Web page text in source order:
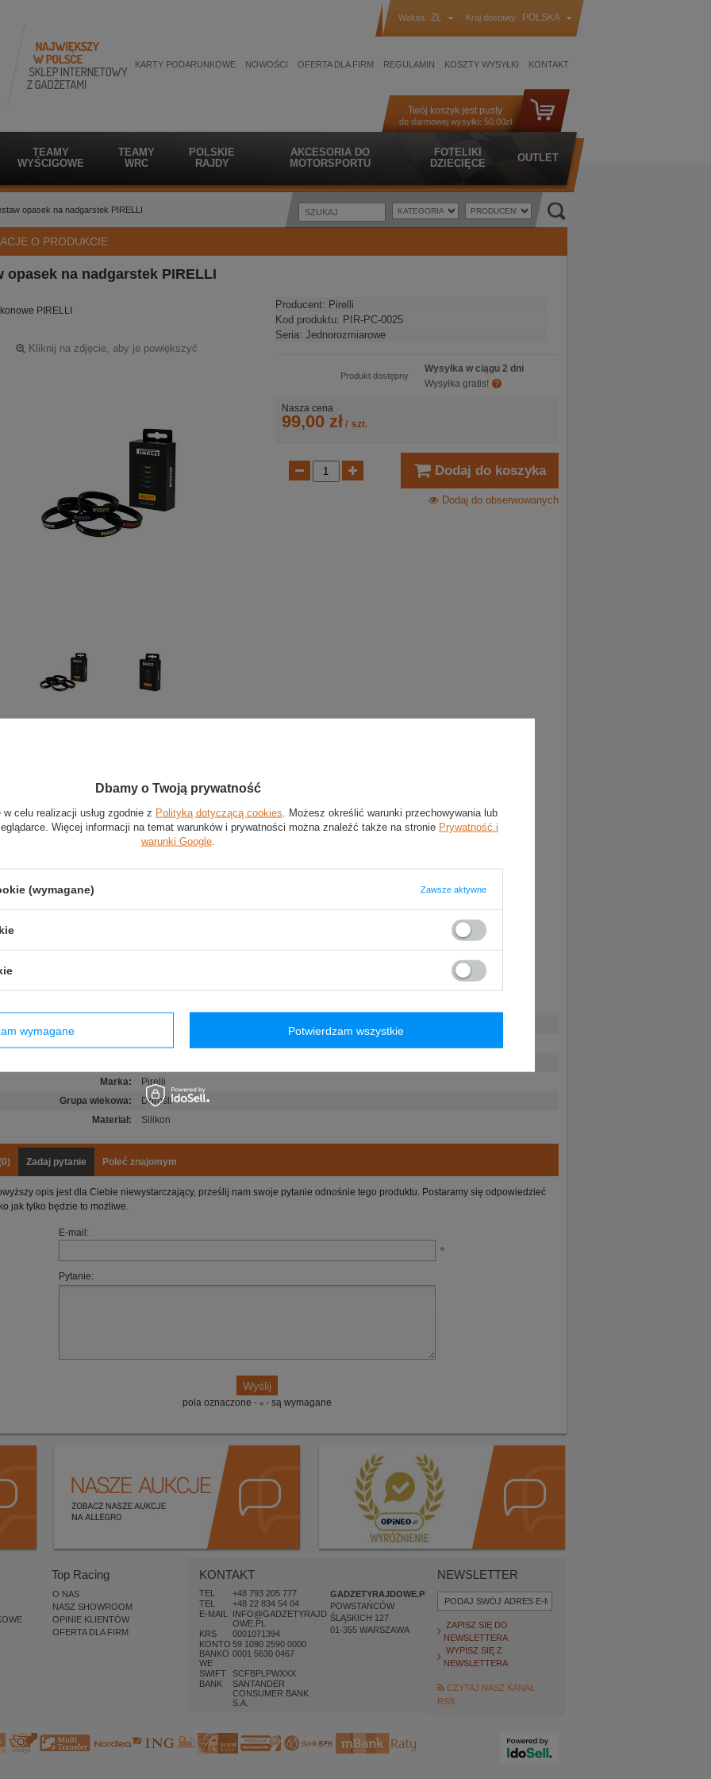
Waluta: ZŁ Kraj dostawy: POLSKA
KARTY PODARUNKOWE NOWOŚCI OFERTA DLA FIRM REGULAMIN KOSZTY WYSYŁKI KONTAKT
Twój koszyk jest pusty
do darmowej wysyłki: 50.00zł
TEAMY
WYŚCIGOWE
TEAMY
WRC
POLSKIE
RAJDY
AKCESORIA DO
MOTORSPORTU
FOTELIKI
DZIECIĘCE
OUTLET
opasek na nadgarstek PIRELLI
O PRODUKCIE
opasek na nadgarstek PIRELLI
PIRELLI
Kliknij na zdjęcie, aby je powiększyć
Producent: Pirelli
Kod produktu: PIR-PC-0025
Seria: Jednorozmiarowe
Produkt dostępny
Wysyłka w ciągu 2 dni
Wysyłka gratis!
Nasza cena
99,00 zł/ szt.
Dodaj do koszyka
Dodaj do obserwowanych
silikonowych PIRELLI
odpowiadają rodzajom opon stosowanych w F1
Marka:
Pirelli
Grupa wiekowa:
Dorośli
Materiał: Silikon
Zadaj pytanie Poleć znajomym
opis jest dla Ciebie niewystarczający, prześlij nam swoje pytanie odnośnie tego produktu. Postaramy się odpowiedzieć
jak tylko będzie to możliwe.
E-mail:
Pytanie:
pola oznaczone - - są wymagane
Top Racing
O NAS
NASZ SHOWROOM
OPINIE KLIENTÓW
OFERTA DLA FIRM
KONTAKT
TEL
+48 793 205 777
TEL
+48 22 834 54 04
E-MAIL
INFO@GADZETYRAJD
OWE.PL
KRS
0001071394
KONTO
BANKO
WE
59 1090 2590 0000
0001 5630 0467
SWIFT
SCFBPLPWXXX
BANK
SANTANDER
CONSUMER BANK
S.A.
GADZETYRAJDOWE.PL
POWSTAŃCÓW
ŚLĄSKICH 127
01-355 WARSZAWA
NEWSLETTER
ZAPISZ SIĘ DO
NEWSLETTERA
WYPISZ SIĘ Z
NEWSLETTERA
CZYTAJ NASZ KANAŁ
RSS
Dbamy o Twoją prywatność
celu realizacji usług zgodnie z Polityką dotyczącą cookies . Możesz określić warunki przechowywania lub
Więcej informacji na temat warunków i prywatności można znaleźć także na stronie Prywatność i
warunki Google.
(wymagane) Zawsze aktywne
wymagane Potwierdzam wszystkie